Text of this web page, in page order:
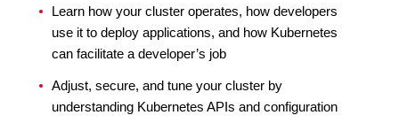
Learn how your cluster operates, how developers
use it to deploy applications, and how Kubernetes
can facilitate a developer’s job
Adjust, secure, and tune your cluster by
understanding Kubernetes APIs and configuration